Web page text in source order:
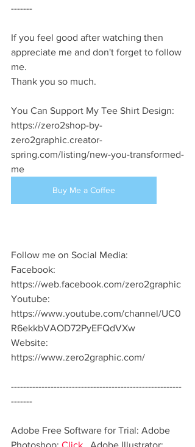
-------
If you feel good after watching then
appreciate me and don't forget to follow
me.
Thank you so much.
You Can Support My Tee Shirt Design:
https://zero2shop-by-
zero2graphic.creator-
spring.com/listing/new-you-transformed-
me
Buy Me a Coffee
Follow me on Social Media:
Facebook:
https://web.facebook.com/zero2graphic
Youtube:
https://www.youtube.com/channel/UC0
R6ekkbVAOD72PyEFQdVXw
Website:
https://www.zero2graphic.com/
--------------------------------------------------------
-------
Adobe Free Software for Trial: Adobe
Photoshop: Click
   Adobe Illustrator: